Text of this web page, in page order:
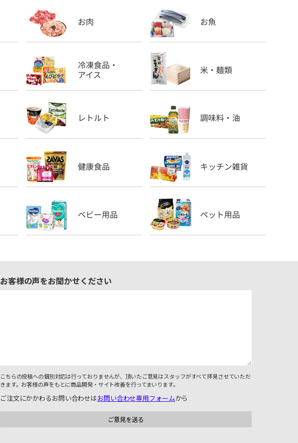
お客様の声をお聞かせください
こちらの投稿への個別対応は行っておりませんが、頂いたご意見はスタッフがすべて拝見させていただ
きます。お客様の声をもとに商品開発・サイト改善を行ってまいります。
ご注文にかかわるお問い合わせはお問い合わせ専用フォームから